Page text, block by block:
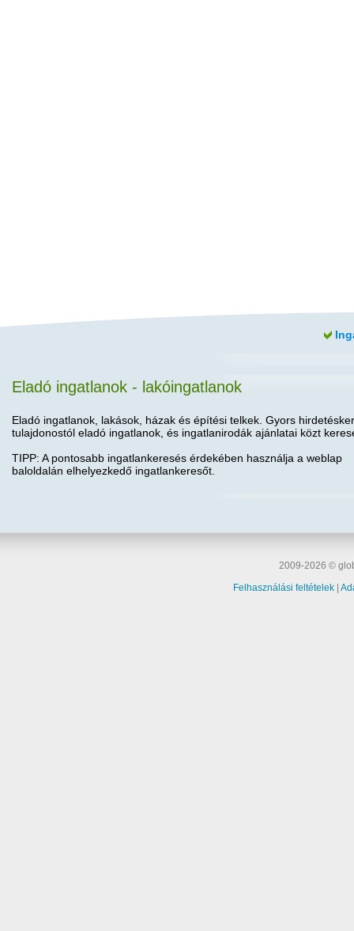
Eladó ingatlanok - lakóingatlanok
Eladó ingatlanok, lakások, házak és építési telkek. Gyors
tulajdonostól eladó ingatlanok, és ingatlanirodák ajánlatai közt
TIPP: A pontosabb ingatlankeresés érdekében használja a weblap
baloldalán elhelyezkedő ingatlankeresőt.
2009-2026 ©
Felhasználási feltételek